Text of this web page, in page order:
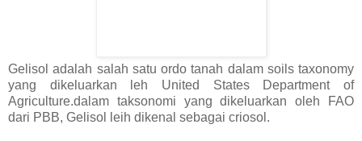
Gelisol adalah salah satu ordo tanah dalam soils taxonomy
yang dikeluarkan leh United States Department of
Agriculture.dalam taksonomi yang dikeluarkan oleh FAO
dari PBB, Gelisol leih dikenal sebagai criosol.